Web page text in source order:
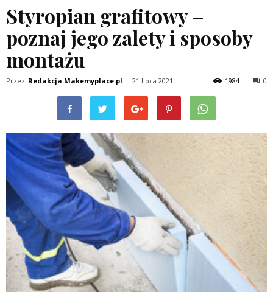
Styropian grafitowy –
poznaj jego zalety i sposoby
montażu
Przez Redakcja Makemyplace.pl - 21 lipca 2021 0
1984